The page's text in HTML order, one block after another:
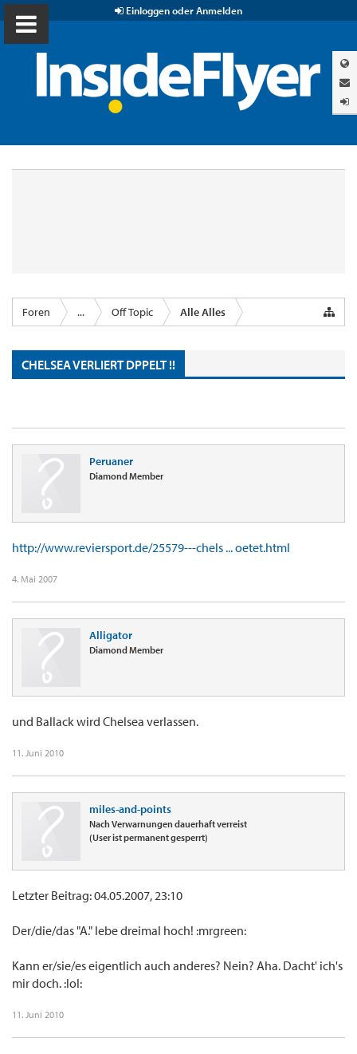
Einloggen oder Anmelden
Foren ... Off Topic Alle Alles
CHELSEA VERLIERT DPPELT !!
Peruaner
Diamond Member
http://www.reviersport.de/25579---chels ... oetet.html
4. Mai 2007
Alligator
Diamond Member
und Ballack wird Chelsea verlassen.
11. Juni 2010
miles-and-points
Nach Verwarnungen dauerhaft verreist
(User ist permanent gesperrt)
Letzter Beitrag: 04.05.2007, 23:10
Der/die/das "A." lebe dreimal hoch! :mrgreen:
Kann er/sie/es eigentlich auch anderes? Nein? Aha. Dacht' ich's
mir doch. :lol:
11. Juni 2010